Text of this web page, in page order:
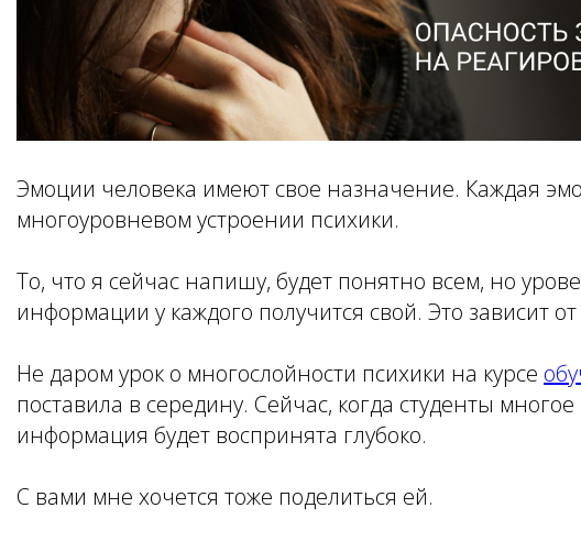
Эмоции человека имеют свое назначение. Каждая
многоуровневом устроении психики.
То, что я сейчас напишу, будет понятно всем, но
информации у каждого получится свой. Это зависит
Не даром урок о многослойности психики на курсе
поставила в середину. Сейчас, когда студенты
информация будет воспринята глубоко.
С вами мне хочется тоже поделиться ей.